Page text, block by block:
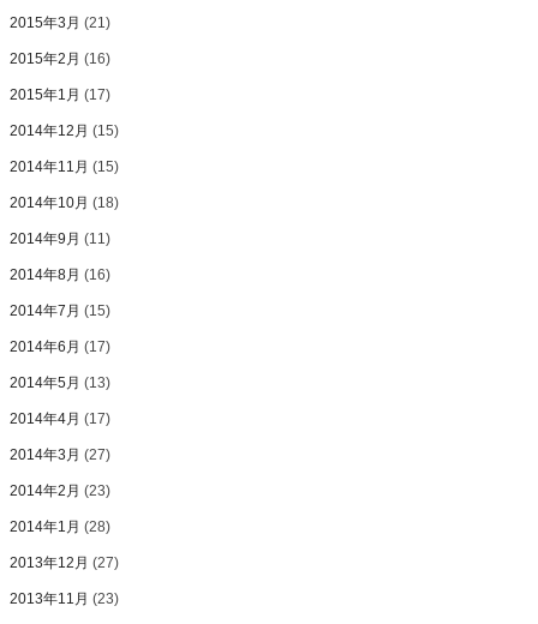
2015年3月 (21)
2015年2月 (16)
2015年1月 (17)
2014年12月 (15)
2014年11月 (15)
2014年10月 (18)
2014年9月 (11)
2014年8月 (16)
2014年7月 (15)
2014年6月 (17)
2014年5月 (13)
2014年4月 (17)
2014年3月 (27)
2014年2月 (23)
2014年1月 (28)
2013年12月 (27)
2013年11月 (23)